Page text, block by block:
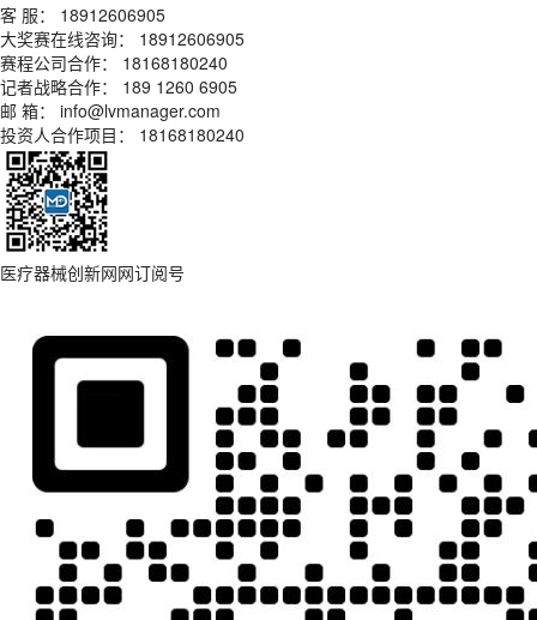
客 服： 18912606905
大奖赛在线咨询： 18912606905
赛程公司合作： 18168180240
记者战略合作： 189 1260 6905
邮 箱： info@lvmanager.com
投资人合作项目： 18168180240
医疗器械创新网网订阅号